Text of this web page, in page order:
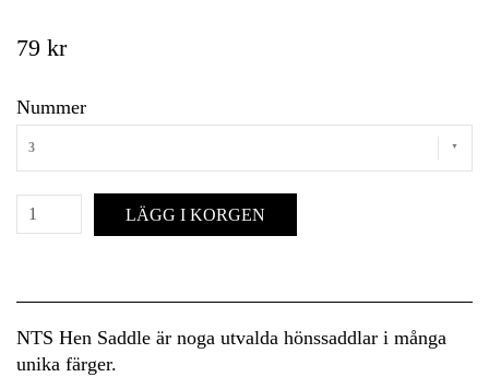
79 kr
Nummer
3
LÄGG I KORGEN
NTS Hen Saddle är noga utvalda hönssaddlar i många
unika färger.